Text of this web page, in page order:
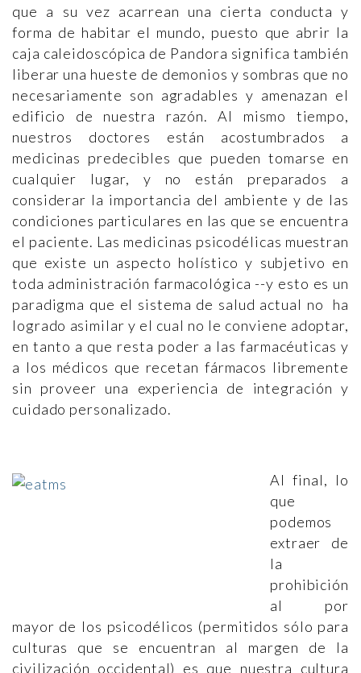
que a su vez acarrean una cierta conducta y
forma de habitar el mundo, puesto que abrir la
caja caleidoscópica de Pandora significa también
liberar una hueste de demonios y sombras que no
necesariamente son agradables y amenazan el
edificio de nuestra razón. Al mismo tiempo,
nuestros doctores están acostumbrados a
medicinas predecibles que pueden tomarse en
cualquier lugar, y no están preparados a
considerar la importancia del ambiente y de las
condiciones particulares en las que se encuentra
el paciente. Las medicinas psicodélicas muestran
que existe un aspecto holístico y subjetivo en
toda administración farmacológica --y esto es un
paradigma que el sistema de salud actual no ha
logrado asimilar y el cual no le conviene adoptar,
en tanto a que resta poder a las farmacéuticas y
a los médicos que recetan fármacos libremente
sin proveer una experiencia de integración y
cuidado personalizado.
Al final, lo
que
podemos
extraer de
la
prohibición
al por
mayor de los psicodélicos (permitidos sólo para
culturas que se encuentran al margen de la
civilización occidental) es que nuestra cultura